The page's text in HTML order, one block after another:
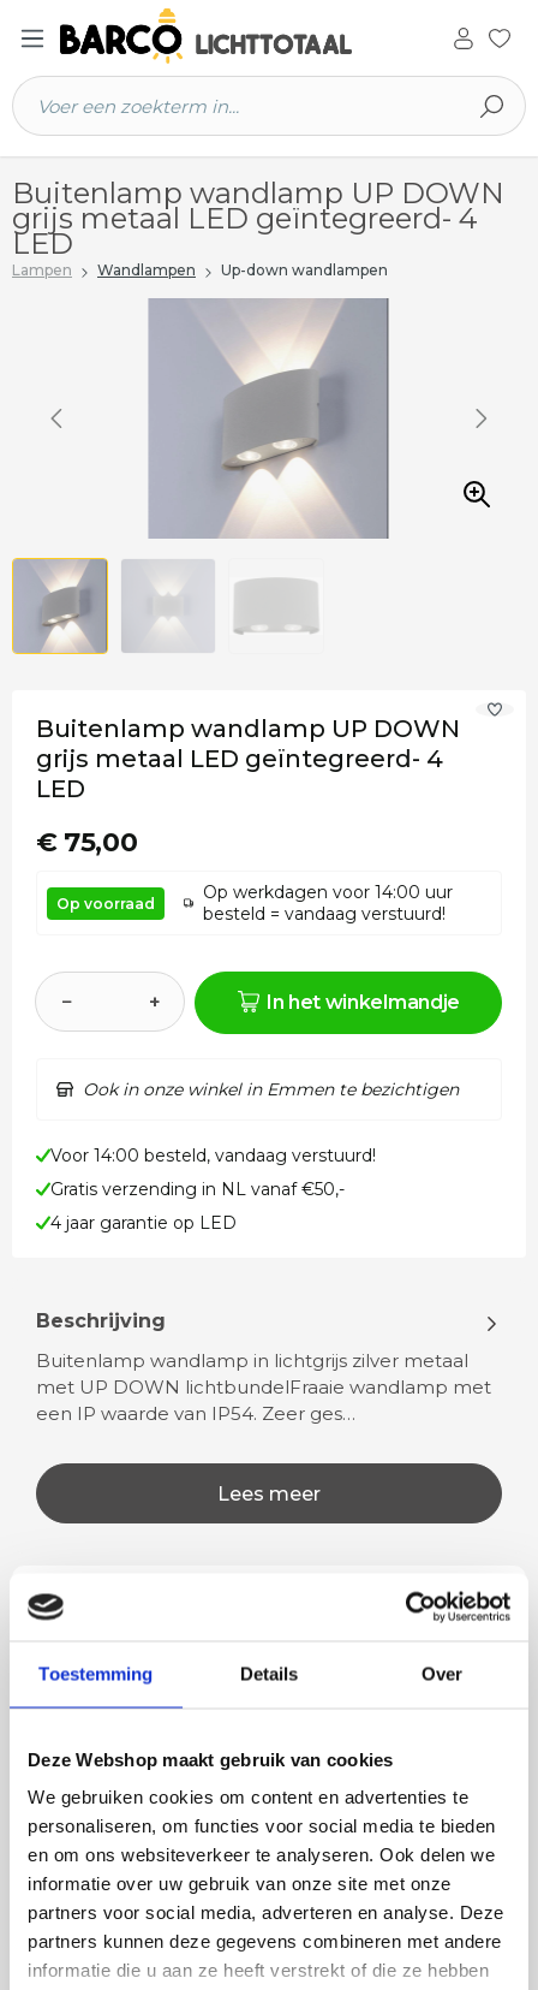
Toestemming Details Over
Deze Webshop maakt gebruik van cookies
We gebruiken cookies om content en advertenties te
personaliseren, om functies voor social media te bieden
en om ons websiteverkeer te analyseren. Ook delen we
informatie over uw gebruik van onze site met onze
partners voor social media, adverteren en analyse. Deze
partners kunnen deze gegevens combineren met andere
informatie die u aan ze heeft verstrekt of die ze hebben
hoofdinhoud
Buitenlamp wandlamp UP DOWN
grijs metaal LED geïntegreerd- 4
LED
Lampen Wandlampen Up-down wandlampen
Buitenlamp wandlamp UP DOWN
grijs metaal LED geïntegreerd- 4
LED
€ 75,00
Op voorraad
Op werkdagen voor 14:00 uur
besteld = vandaag verstuurd!
− + In het winkelmandje
Ook in onze winkel in Emmen te bezichtigen
Voor 14:00 besteld, vandaag verstuurd!
Gratis verzending in NL vanaf €50,-
4 jaar garantie op LED
Beschrijving
Buitenlamp wandlamp in lichtgrijs zilver metaal
met UP DOWN lichtbundelFraaie wandlamp met
een IP waarde van IP54. Zeer ges…
Lees meer
Fijne site waar ik een mooie
lamp heb uitgekozen en
werd deze al bezorgd. Super
netjes en veilig verpakt.
Het bestellen,
artikel is zeer mooi
veel sfeer, het is ook
eenvoudig te